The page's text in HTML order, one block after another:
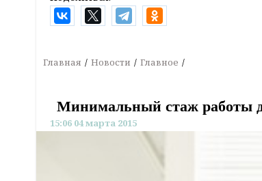
Главная Новости Главное
Минимальный стаж работы
15:06 04 марта 2015